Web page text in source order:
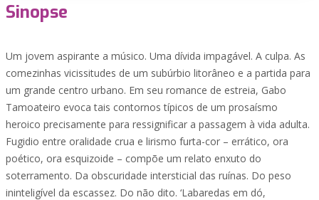
Sinopse
Um jovem aspirante a músico. Uma dívida impagável. A culpa. As
comezinhas vicissitudes de um subúrbio litorâneo e a partida para
um grande centro urbano. Em seu romance de estreia, Gabo
Tamoateiro evoca tais contornos típicos de um prosaísmo
heroico precisamente para ressignificar a passagem à vida adulta.
Fugidio entre oralidade crua e lirismo furta-cor – errático, ora
poético, ora esquizoide – compõe um relato enxuto do
soterramento. Da obscuridade intersticial das ruínas. Do peso
ininteligível da escassez. Do não dito. ‘Labaredas em dó,